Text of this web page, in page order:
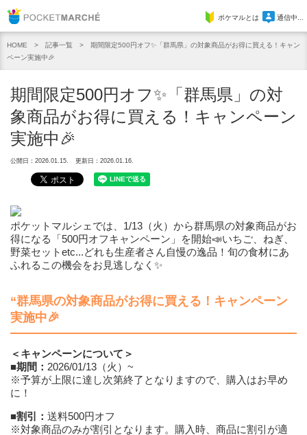
Pocket Marcheポケマルとは 通信中...
HOME 記事一覧
期間限定500円オフ✨「群馬県」の対象商品がお得に買える！キャン
ペーン実施中🎉
期間限定500円オフ✨「群馬県」の対
象商品がお得に買える！キャンペーン
実施中🎉
公開日：2026.01.15. 更新日：2026.01.16.
ポケットマルシェでは、1/13（火）から群馬県の対象商品がお
得になる「500円オフキャンペーン」を開始📣いちご、ねぎ、
野菜セットetc...どれも生産者さん自慢の逸品！旬の食材にあ
ふれるこの機会をお見逃しなく✨
“群馬県の対象商品がお得に買える！ キャンペーン
実施中🎉
＜キャンペーンについて＞
■期間： 2026/01/13（火）~
※予算が上限に達し次第終了となりますので、購入はお早め
に！
■割引： 送料500円オフ
※対象商品のみが割引となります。購入時、商品に割引が適